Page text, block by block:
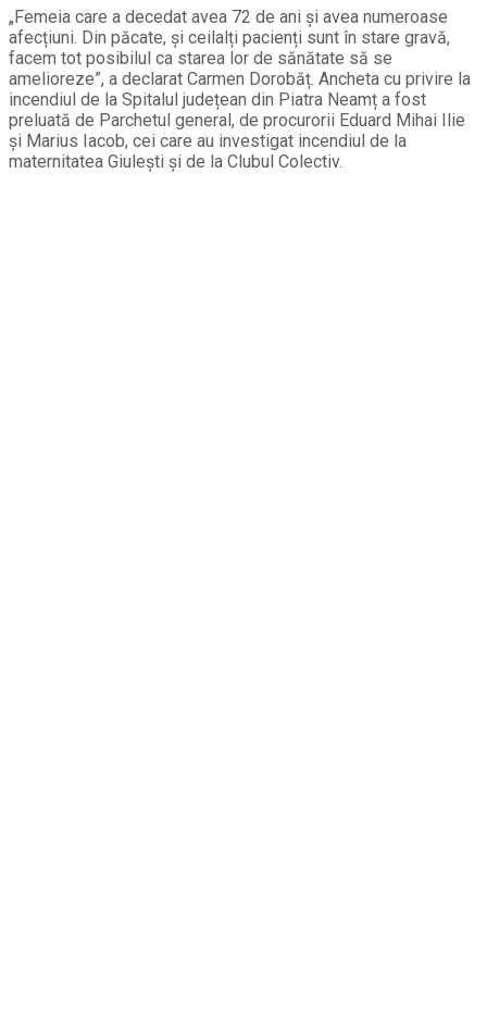
„Femeia care a decedat avea 72 de ani și avea numeroase
afecțiuni. Din păcate, și ceilalți pacienți sunt în stare gravă,
facem tot posibilul ca starea lor de sănătate să se
amelioreze”, a declarat Carmen Dorobăț. Ancheta cu privire la
incendiul de la Spitalul județean din Piatra Neamț a fost
preluată de Parchetul general, de procurorii Eduard Mihai Ilie
și Marius Iacob, cei care au investigat incendiul de la
maternitatea Giulești și de la Clubul Colectiv.